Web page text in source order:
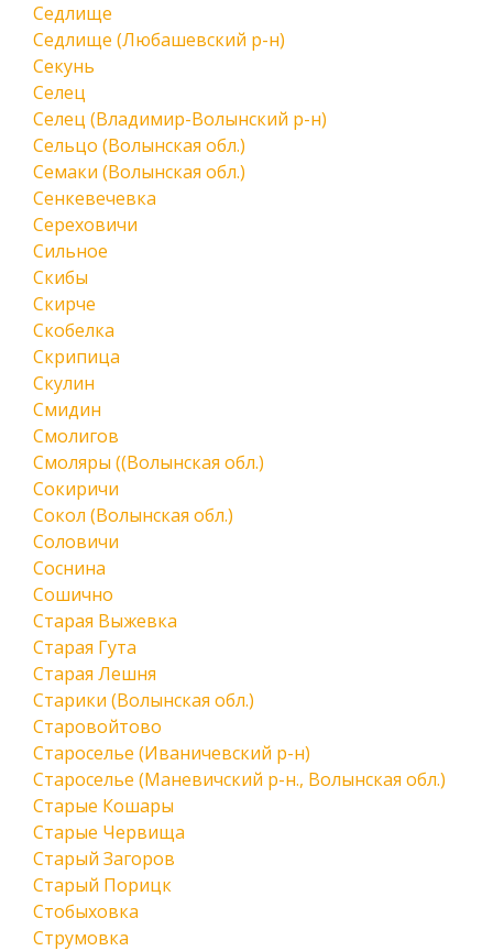
Седлище
Седлище (Любашевский р-н)
Секунь
Селец
Селец (Владимир-Волынский р-н)
Сельцо (Волынская обл.)
Семаки (Волынская обл.)
Сенкевечевка
Сереховичи
Сильное
Скибы
Скирче
Скобелка
Скрипица
Скулин
Смидин
Смолигов
Смоляры ((Волынская обл.)
Сокиричи
Сокол (Волынская обл.)
Соловичи
Соснина
Сошично
Старая Выжевка
Старая Гута
Старая Лешня
Старики (Волынская обл.)
Старовойтово
Староселье (Иваничевский р-н)
Староселье (Маневичский р-н., Волынская обл.)
Старые Кошары
Старые Червища
Старый Загоров
Старый Порицк
Стобыховка
Струмовка